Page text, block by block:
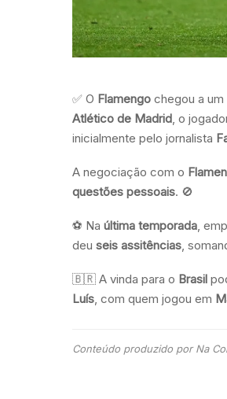
✅ O Flamengo chegou a
Atlético de Madrid, o
inicialmente pelo jornalista
A negociação com o
questões pessoais. 🚫
⚽ Na última temporada,
deu seis assitências,
🇧🇷 A vinda para o Brasil
Luís, com quem jogou em
Conteúdo produzido por Na